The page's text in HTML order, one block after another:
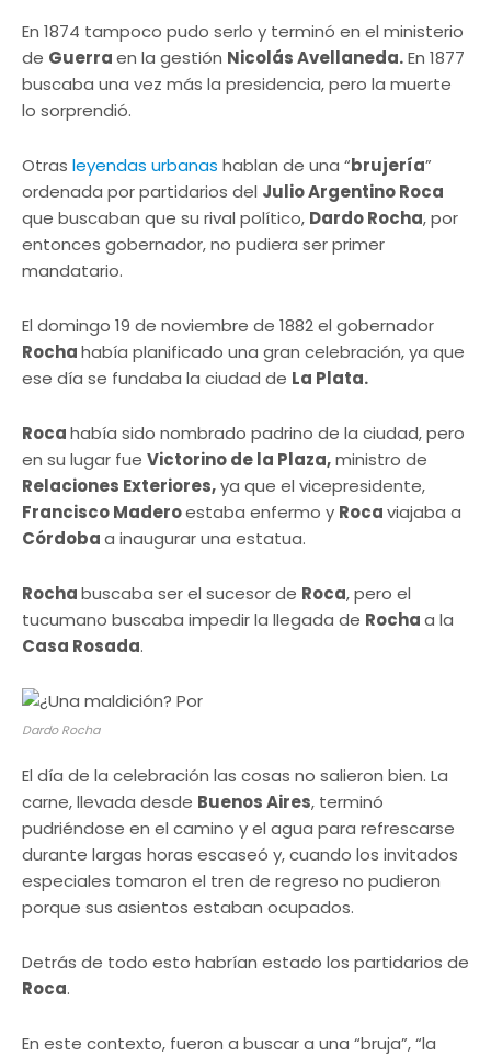
En 1874 tampoco pudo serlo y terminó en el ministerio
de Guerraen la gestión Nicolás Avellaneda.En 1877
buscaba una vez más la presidencia, pero la muerte
lo sorprendió.
Otras leyendas urbanas hablan de una “brujería”
ordenada por partidarios del Julio Argentino Roca
que buscaban que su rival político, Dardo Rocha, por
entonces gobernador, no pudiera ser primer
mandatario.
El domingo 19 de noviembre de 1882 el gobernador
Rochahabía planificado una gran celebración, ya que
ese día se fundaba la ciudad de La Plata.
Rocahabía sido nombrado padrino de la ciudad, pero
en su lugar fue Victorino de la Plaza,ministro de
Relaciones Exteriores,ya que el vicepresidente,
Francisco Maderoestaba enfermo y Rocaviajaba a
Córdobaa inaugurar una estatua.
Rochabuscaba ser el sucesor de Roca, pero el
tucumano buscaba impedir la llegada de Rochaa la
Casa Rosada.
Dardo Rocha
El día de la celebración las cosas no salieron bien. La
carne, llevada desde Buenos Aires, terminó
pudriéndose en el camino y el agua para refrescarse
durante largas horas escaseó y, cuando los invitados
especiales tomaron el tren de regreso no pudieron
porque sus asientos estaban ocupados.
Detrás de todo esto habrían estado los partidarios de
Roca.
En este contexto, fueron a buscar a una “bruja”, “la